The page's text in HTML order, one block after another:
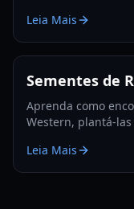
Leia Mais
Sementes de
Aprenda como
Western, plantá-
Leia Mais